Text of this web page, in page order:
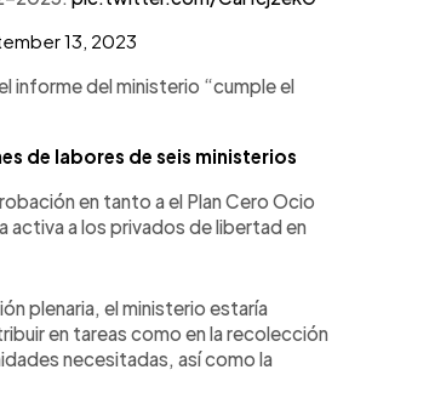
13, 2023
informe del ministerio “cumple el
de labores de seis ministerios
en tanto a el Plan Cero Ocio
activa a los privados de libertad en
plenaria, el ministerio estaría
en tareas como en la recolección
necesitadas, así como la